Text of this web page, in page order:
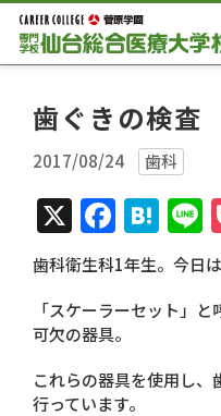
歯ぐきの検査
2017/08/24 歯科
X
歯科衛生科1年生。今日
「スケーラーセット」
可欠の器具。
これらの器具を使用し、
行っています。